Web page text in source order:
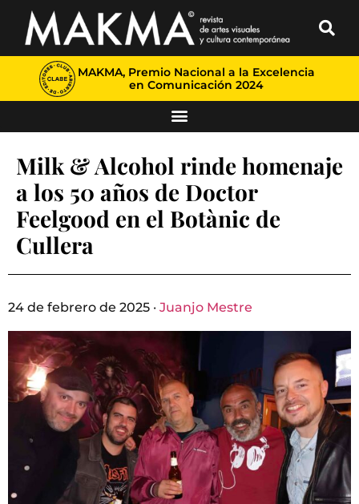
MAKMA, Premio Nacional a la Excelencia
en Comunicación 2024
Milk & Alcohol rinde homenaje
a los 50 años de Doctor
Feelgood en el Botànic de
Cullera
24 de febrero de 2025 · Juanjo Mestre